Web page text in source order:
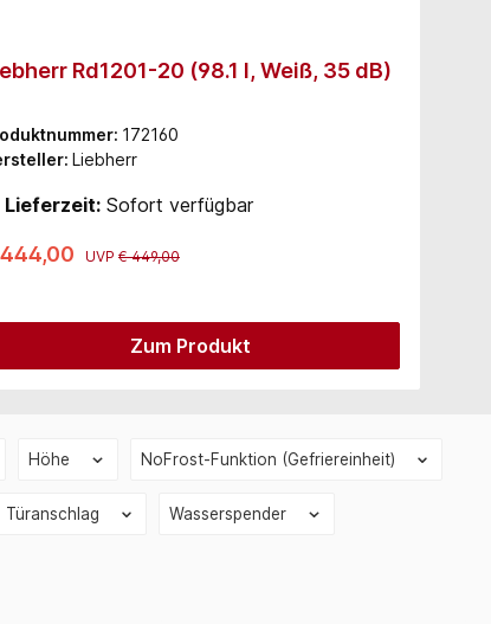
Rd1201-20 (98.1 l, Weiß, 35 dB)
172160
Liebherr
Lieferzeit: Sofort verfügbar
UVP € 449,00
Zum Produkt
Höhe NoFrost-Funktion (Gefriereinheit)
Türanschlag Wasserspender